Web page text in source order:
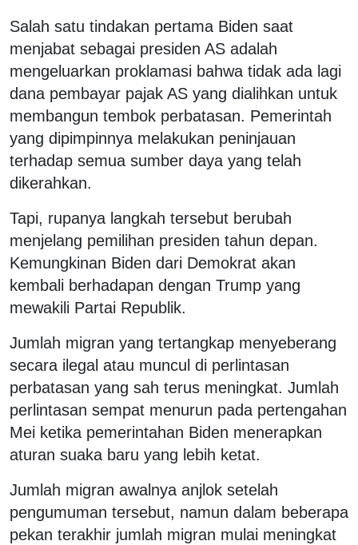
Salah satu tindakan pertama Biden saat
menjabat sebagai presiden AS adalah
mengeluarkan proklamasi bahwa tidak ada lagi
dana pembayar pajak AS yang dialihkan untuk
membangun tembok perbatasan. Pemerintah
yang dipimpinnya melakukan peninjauan
terhadap semua sumber daya yang telah
dikerahkan.
Tapi, rupanya langkah tersebut berubah
menjelang pemilihan presiden tahun depan.
Kemungkinan Biden dari Demokrat akan
kembali berhadapan dengan Trump yang
mewakili Partai Republik.
Jumlah migran yang tertangkap menyeberang
secara ilegal atau muncul di perlintasan
perbatasan yang sah terus meningkat. Jumlah
perlintasan sempat menurun pada pertengahan
Mei ketika pemerintahan Biden menerapkan
aturan suaka baru yang lebih ketat.
Jumlah migran awalnya anjlok setelah
pengumuman tersebut, namun dalam beberapa
pekan terakhir jumlah migran mulai meningkat